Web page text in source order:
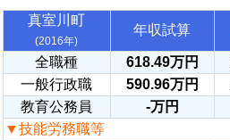
真室川町
(2016年)
年収試算
全職種 618.49万円
一般行政職
590.96万円
教育公務員
-万円
▼技能労務職等